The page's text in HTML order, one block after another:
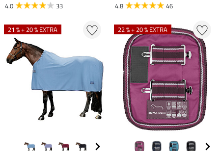
4.0 33
4.8
46
21 % + 20 % EXTRA 22 % + 20 % EXTRA